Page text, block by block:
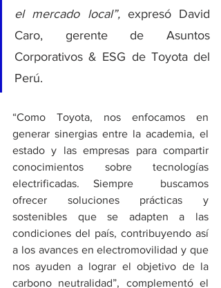
el mercado local”, expresó David
Caro, gerente de Asuntos
Corporativos & ESG de Toyota del
Perú.
“Como Toyota, nos enfocamos en
generar sinergias entre la academia, el
estado y las empresas para compartir
conocimientos sobre tecnologías
electrificadas. Siempre  buscamos
ofrecer soluciones prácticas y
sostenibles que se adapten a las
condiciones del país, contribuyendo así
a los avances en electromovilidad y que
nos ayuden a lograr el objetivo de la
carbono neutralidad”, complementó el